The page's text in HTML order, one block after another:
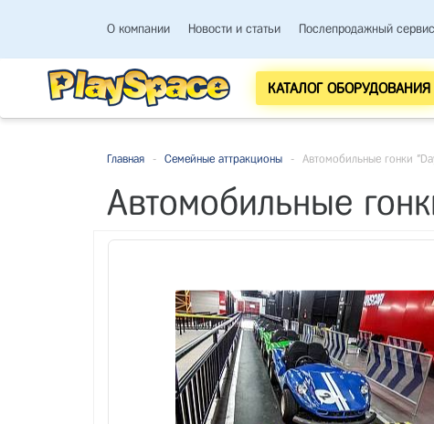
О компании Новости и статьи Послепродажный сервис
КАТАЛОГ ОБОРУДОВАНИЯ
Главная - Семейные аттракционы - Автомобильные гонки
Автомобильные